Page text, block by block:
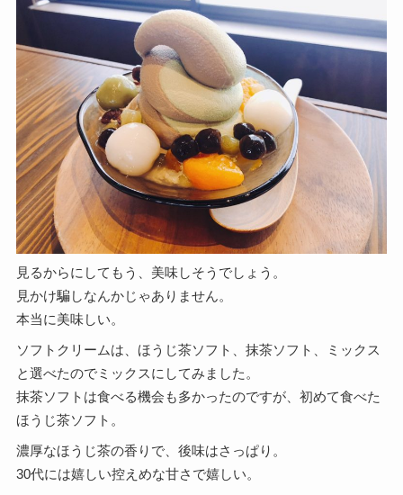
見るからにしてもう、美味しそうでしょう。
見かけ騙しなんかじゃありません。
本当に美味しい。
ソフトクリームは、ほうじ茶ソフト、抹茶ソフト、ミックス
と選べたのでミックスにしてみました。
抹茶ソフトは食べる機会も多かったのですが、初めて食べた
ほうじ茶ソフト。
濃厚なほうじ茶の香りで、後味はさっぱり。
30代には嬉しい控えめな甘さで嬉しい。